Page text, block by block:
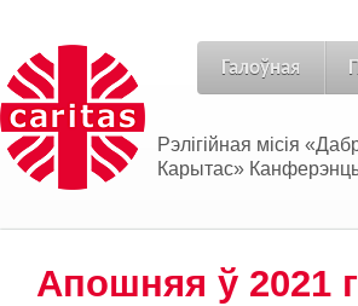
Галоўная
Рэлігійная місія
Карытас»
Апошняя ў 2021